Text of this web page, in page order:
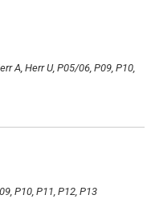
A, Herr U, P05/06, P09, P10,
P10, P11, P12, P13